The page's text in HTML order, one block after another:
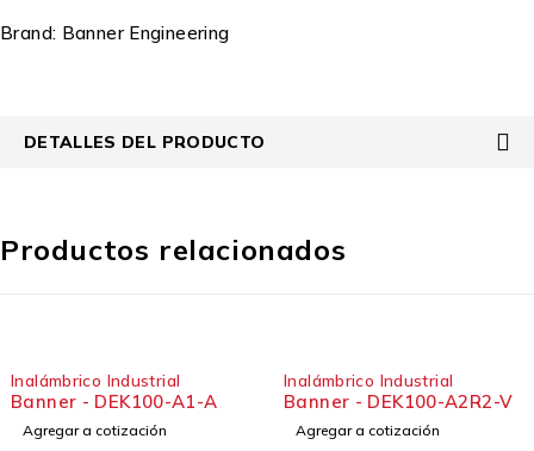
Brand: Banner Engineering
DETALLES DEL PRODUCTO
Productos relacionados
Inalámbrico Industrial
Banner - DEK100-A1-A
Agregar a cotización
Inalámbrico Industrial
Banner - DEK100-A2R2-V
Agregar a cotización